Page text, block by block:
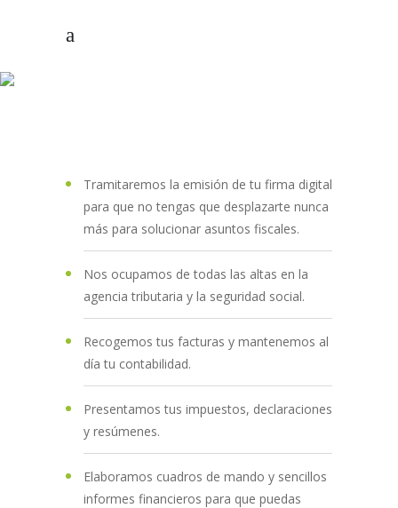
Tramitaremos la emisión de tu firma digital
para que no tengas que desplazarte nunca
más para solucionar asuntos fiscales.
Nos ocupamos de todas las altas en la
agencia tributaria y la seguridad social.
Recogemos tus facturas y mantenemos al
día tu contabilidad.
Presentamos tus impuestos, declaraciones
y resúmenes.
Elaboramos cuadros de mando y sencillos
informes financieros para que puedas